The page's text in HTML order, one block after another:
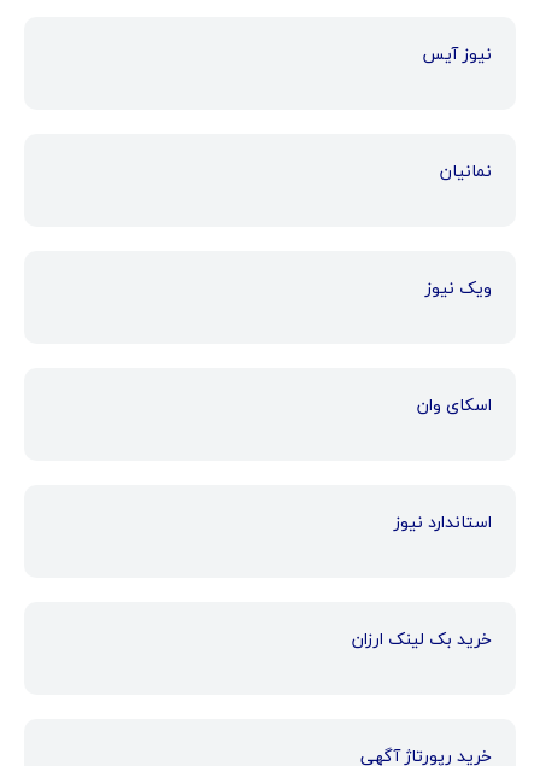
نیوز آیس
نمانیان
ویک نیوز
اسکای وان
استاندارد نیوز
خرید بک لینک ارزان
خرید رپورتاژ آگهی